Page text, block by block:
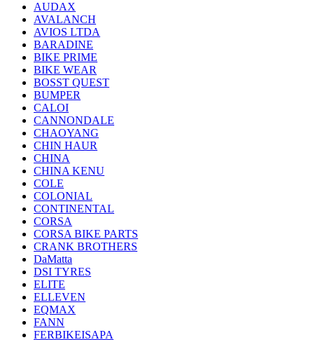
AUDAX
AVALANCH
AVIOS LTDA
BARADINE
BIKE PRIME
BIKE WEAR
BOSST QUEST
BUMPER
CALOI
CANNONDALE
CHAOYANG
CHIN HAUR
CHINA
CHINA KENU
COLE
COLONIAL
CONTINENTAL
CORSA
CORSA BIKE PARTS
CRANK BROTHERS
DaMatta
DSI TYRES
ELITE
ELLEVEN
EQMAX
FANN
FERBIKEISAPA